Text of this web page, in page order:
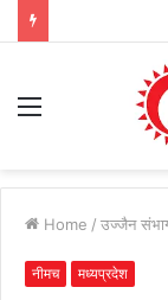
Menu
Home / उज्जैन
नीमच मध्यप्रदेश